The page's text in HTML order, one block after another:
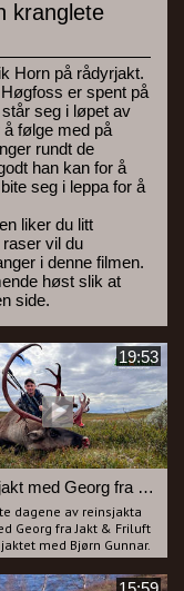
kranglete
Horn på rådyrjakt.
er spent på
seg i løpet av
følge med på
rundt de
han kan for å
seg i leppa for å
liker du litt
vil du
i denne filmen.
høst slik at
side.
19:53
Reinsjakt med Georg fra Jakt & Friluft
dagene av reinsjakta
Georg fra Jakt & Friluft
med Bjørn Gunnar.
spøkefull og god tone
og vi kommer på